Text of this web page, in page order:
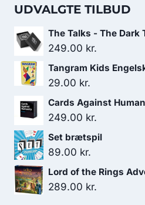
UDVALGTE TILBUD
The Talks - The Dark
249.00 kr.
Tangram Kids
29.00 kr.
Cards Against
249.00 kr.
Set brætspil
89.00 kr.
Lord of the Rings
289.00 kr.